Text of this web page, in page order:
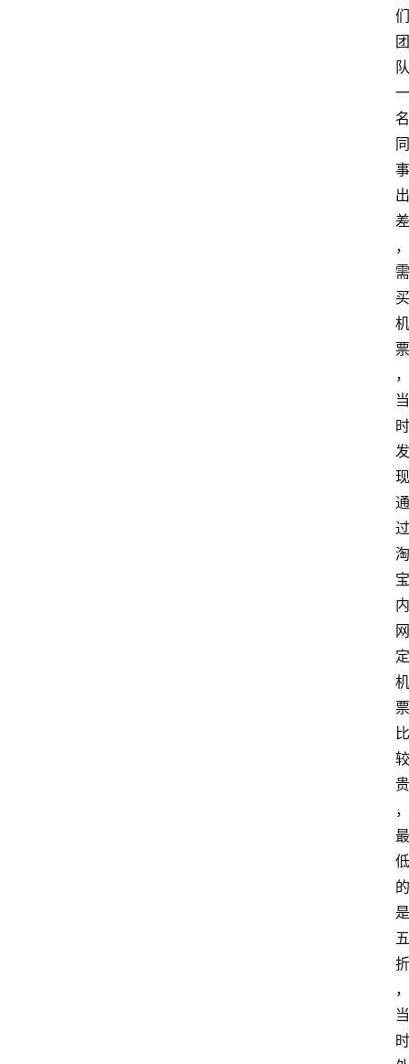
们
团
队
一
名
同
事
出
差
，
需
买
机
票
，
当
时
发
现
通
过
淘
宝
内
网
定
机
票
比
较
贵
，
最
低
的
是
五
折
，
当
时